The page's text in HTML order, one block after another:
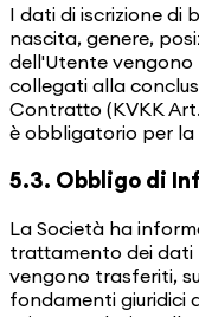
I dati di iscrizione di
nascita, genere,
dell'Utente
collegati alla
Contratto (KVKK
è obbligatorio per la
5.3. Obbligo di
La Società ha
trattamento dei dati
vengono trasferiti,
fondamenti giuridici